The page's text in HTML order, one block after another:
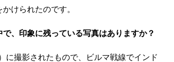
けられたのです。
、印象に残っている写真はありますか？
撮影されたもので、ビルマ戦線でインド